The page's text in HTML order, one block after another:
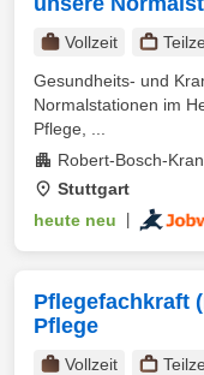
Vollzeit
Gesundheits- und
Normalstationen im
Pflege, ...
Robert-Bosch-
Stuttgart
heute neu
Pflegefachkraft
Pflege
Vollzeit